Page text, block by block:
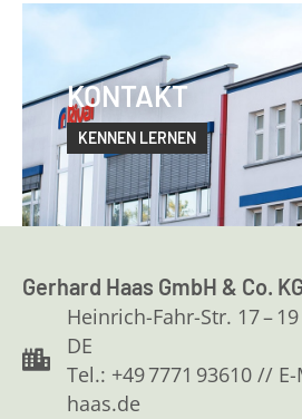
KONTAKT
KENNEN LERNEN
Gerhard Haas GmbH & Co. KG
Heinrich-Fahr-Str. 17 –
DE
Tel.: +49 7771 93610 //
haas.de